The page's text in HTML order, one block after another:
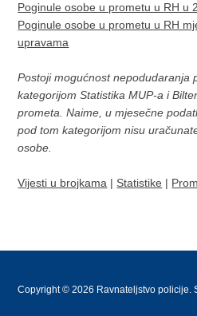
Poginule osobe u prometu u RH u
Poginule osobe u prometu u RH
upravama
Postoji mogućnost nepodudaranja
kategorijom Statistika MUP-a i
prometa. Naime, u mjesečne
pod tom kategorijom nisu
osobe.
Vijesti u brojkama | Statistike |
Copyright © 2026 Ravnateljstvo policije.